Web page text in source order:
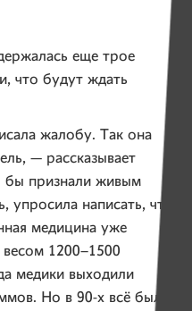
еще трое
что будут ждать
жалобу. Так она
— рассказывает
бы признали живым
написать, что
медицина уже
весом 1200–1500
медики выходили
Но в 90-х всё было